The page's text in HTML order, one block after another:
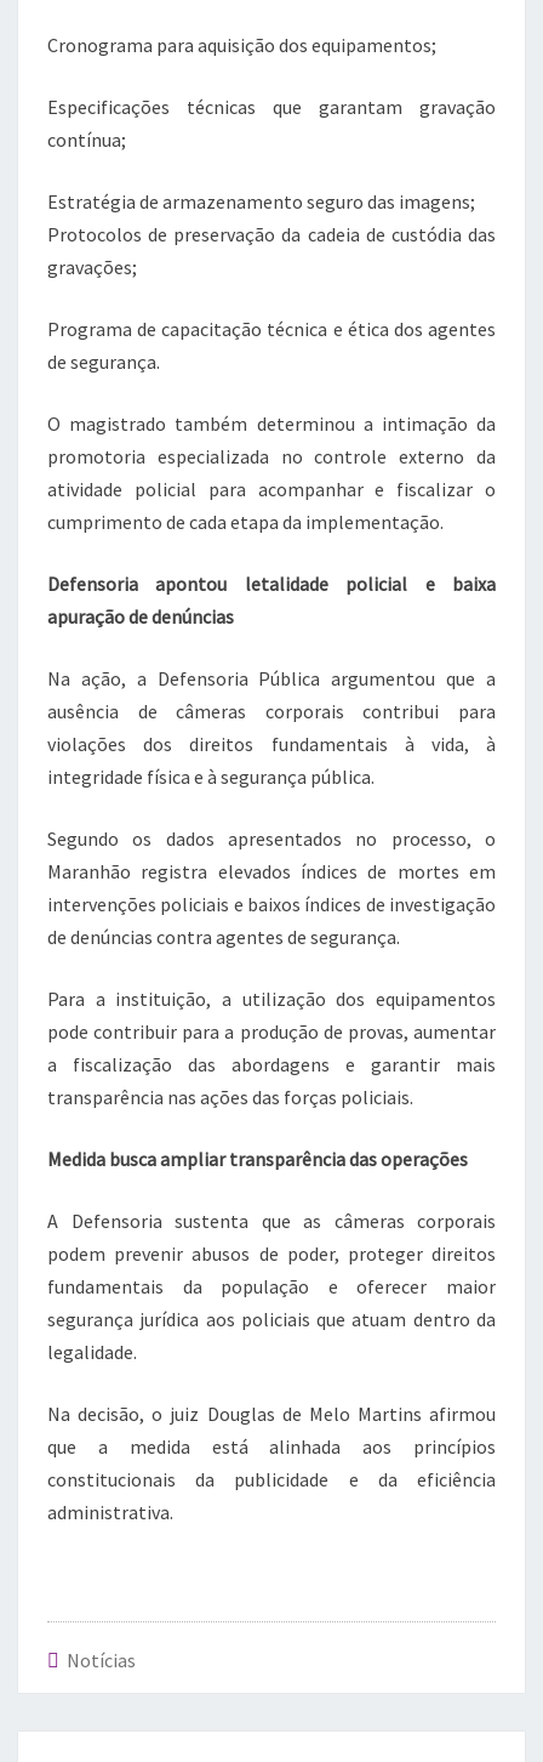
Cronograma para aquisição dos equipamentos;
Especificações técnicas que garantam gravação
contínua;
Estratégia de armazenamento seguro das imagens;
Protocolos de preservação da cadeia de custódia das
gravações;
Programa de capacitação técnica e ética dos agentes
de segurança.
O magistrado também determinou a intimação da
promotoria especializada no controle externo da
atividade policial para acompanhar e fiscalizar o
cumprimento de cada etapa da implementação.
Defensoria apontou letalidade policial e baixa
apuração de denúncias
Na ação, a Defensoria Pública argumentou que a
ausência de câmeras corporais contribui para
violações dos direitos fundamentais à vida, à
integridade física e à segurança pública.
Segundo os dados apresentados no processo, o
Maranhão registra elevados índices de mortes em
intervenções policiais e baixos índices de investigação
de denúncias contra agentes de segurança.
Para a instituição, a utilização dos equipamentos
pode contribuir para a produção de provas, aumentar
a fiscalização das abordagens e garantir mais
transparência nas ações das forças policiais.
Medida busca ampliar transparência das operações
A Defensoria sustenta que as câmeras corporais
podem prevenir abusos de poder, proteger direitos
fundamentais da população e oferecer maior
segurança jurídica aos policiais que atuam dentro da
legalidade.
Na decisão, o juiz Douglas de Melo Martins afirmou
que a medida está alinhada aos princípios
constitucionais da publicidade e da eficiência
administrativa.
Notícias